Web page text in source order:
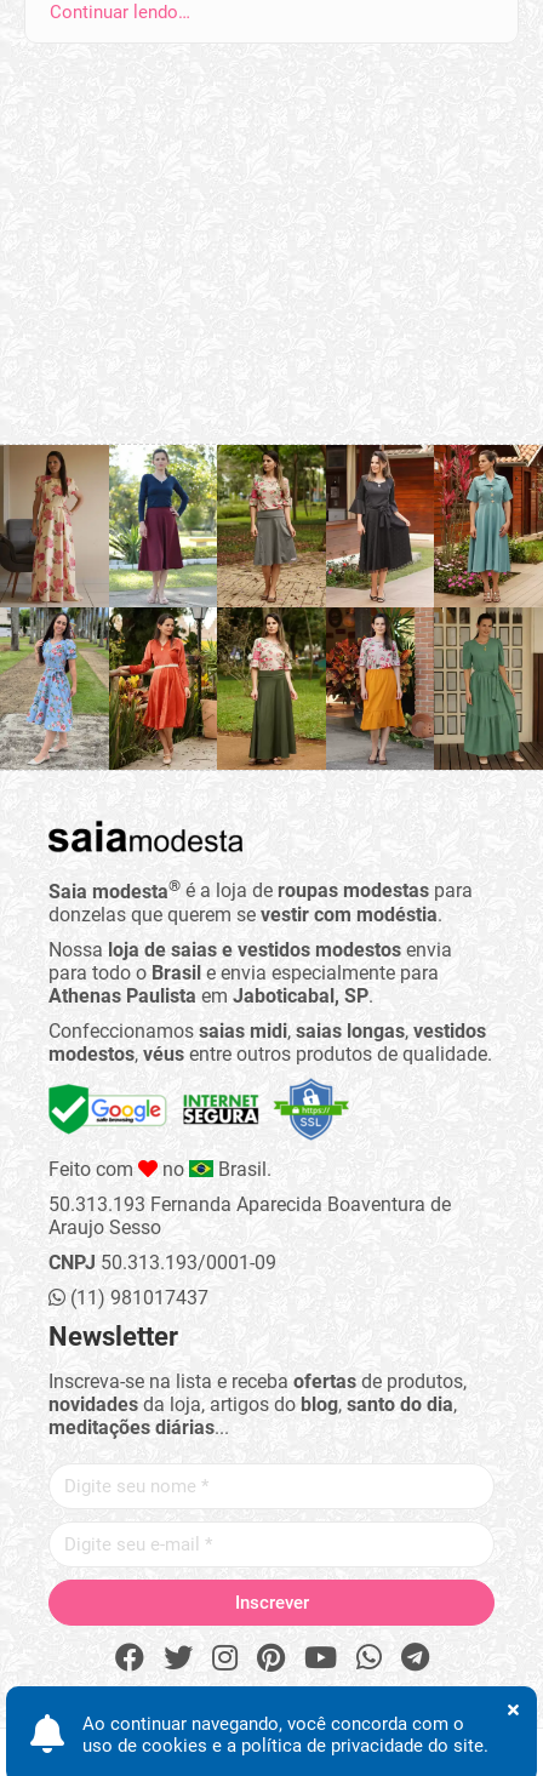
Continuar lendo…
Saia modesta® é a loja de roupas modestas para
donzelas que querem se vestir com modéstia.
Nossa loja de saias e vestidos modestos envia
para todo o Brasil e envia especialmente para
Athenas Paulista em Jaboticabal, SP.
Confeccionamos saias midi, saias longas, vestidos
modestos, véus entre outros produtos de qualidade.
Feito com no
Brasil.
50.313.193 Fernanda Aparecida Boaventura de
Araujo Sesso
CNPJ 50.313.193/0001-09
(11) 981017437
Newsletter
Inscreva-se na lista e receba ofertas de produtos,
novidades da loja, artigos do blog, santo do dia,
meditações diárias...
Ao continuar navegando, você concorda com o
uso de cookies e a política de privacidade do site.